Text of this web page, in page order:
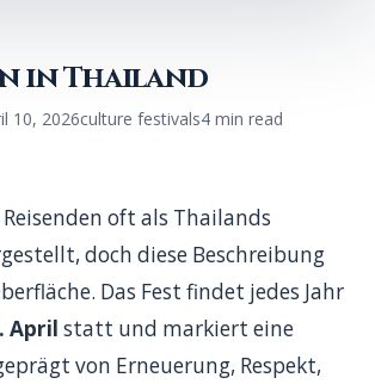
in Thailand
10, 2026culture festivals4 min read
oft als Thailands
doch diese Beschreibung
Das Fest findet jedes Jahr
April statt und markiert eine
von Erneuerung, Respekt,